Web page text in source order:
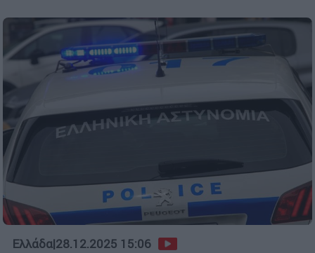
Ελλάδα|28.12.2025 15:06